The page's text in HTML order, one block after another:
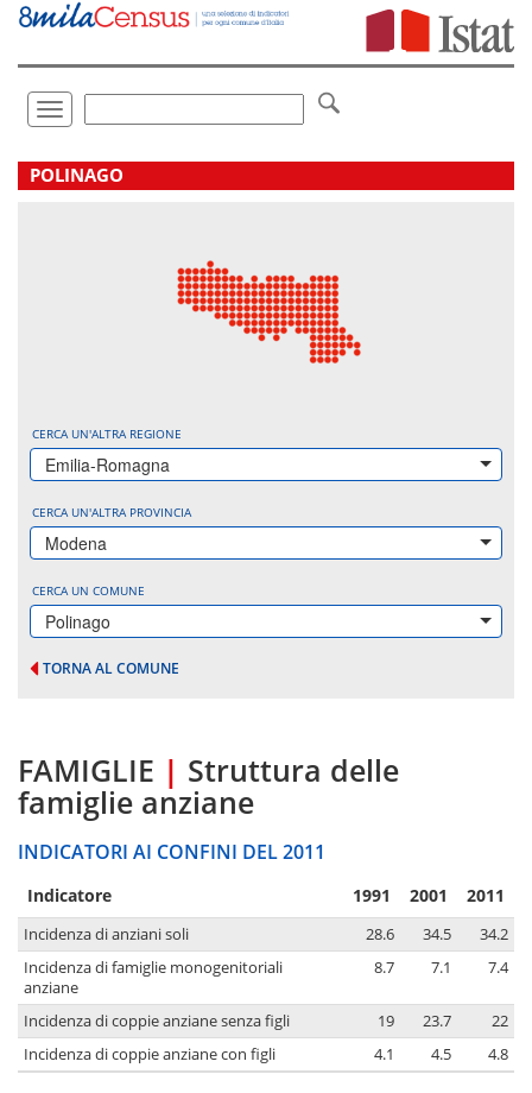
Vai
direttamente
Toggle
navigation
.
POLINAGO
CERCA UN'ALTRA REGIONE
Emilia-Romagna
CERCA UN'ALTRA PROVINCIA
Modena
CERCA UN COMUNE
Polinago
TORNA AL COMUNE
FAMIGLIE | Struttura delle
famiglie anziane
INDICATORI AI CONFINI DEL 2011
Indicatore 1991 2001 2011
Incidenza di anziani soli 28.6 34.5
34.2
Incidenza di famiglie monogenitoriali
anziane
8.7 7.1 7.4
Incidenza di coppie anziane senza figli 19 23.7
22
Incidenza di coppie anziane con figli
4.1 4.5 4.8